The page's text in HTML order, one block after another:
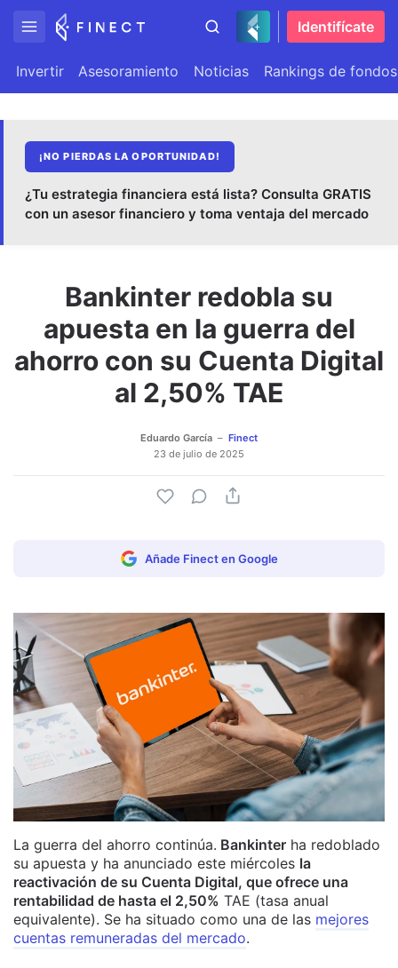
Identifícate
Invertir Asesoramiento Noticias Rankings de fondos
¡NO PIERDAS LA OPORTUNIDAD!
¿Tu estrategia financiera está lista? Consulta GRATIS
con un asesor financiero y toma ventaja del mercado
Bankinter redobla su
apuesta en la guerra del
ahorro con su Cuenta Digital
al 2,50% TAE
Eduardo García
Finect
23 de julio de 2025
Añade Finect en Google
La guerra del ahorro continúa. Bankinter ha redoblado
su apuesta y ha anunciado este miércoles la
reactivación de su Cuenta Digital, que ofrece una
rentabilidad de hasta el 2,50% TAE (tasa anual
equivalente). Se ha situado como una de las mejores
cuentas remuneradas del mercado.